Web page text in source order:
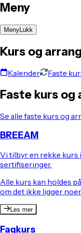
Meny
MenyLukk
Kurs og
Kalender Faste
Faste kurs
Se alle faste kurs og
BREEAM
Vi tilbyr en rekke kurs
sertifiseringer.
Alle kurs kan holdes
om det ikke ligger
Les mer
Fagkurs